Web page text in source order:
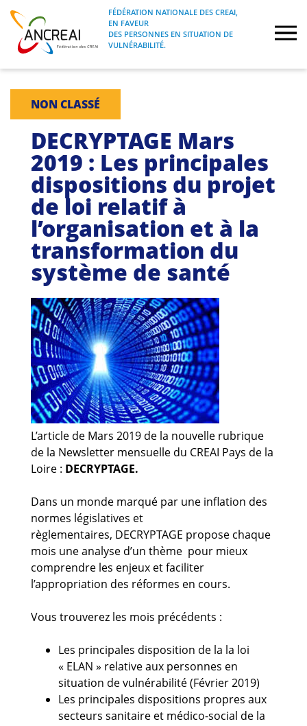
Skip
content
ANCREAI
FÉDÉRATION NATIONALE DES CREAI, EN
FAVEUR DES PERSONNES EN SITUATION
FÉDÉRATION NATIONALE DES CREAI,
EN FAVEUR
DES PERSONNES EN SITUATION DE
VULNÉRABILITÉ.
À propos
Journées nationales
Formations
Projets Fédéraux
Espace emploi
Guides et outils
Actualités
ARSENE
NON CLASSÉ
DECRYPTAGE Mars
2019 : Les principales
dispositions du projet
de loi relatif à
l’organisation et à la
transformation du
système de santé
L’article de Mars 2019 de la nouvelle rubrique
de la Newsletter mensuelle du CREAI Pays de la
Loire : DECRYPTAGE.
Dans un monde marqué par une inflation des
normes législatives et
règlementaires, DECRYPTAGE propose chaque
mois une analyse d’un thème pour mieux
comprendre les enjeux et faciliter
l’appropriation des réformes en cours.
Vous trouverez les mois précédents :
Les principales disposition de la la loi
« ELAN » relative aux personnes en
situation de vulnérabilité (Février 2019)
Les principales dispositions propres aux
secteurs sanitaire et médico-social de la